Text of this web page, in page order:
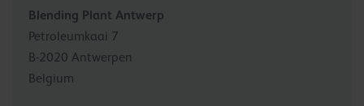
Blending Plant Antwerp
Petroleumkaai 7
B-2020 Antwerpen
Belgium